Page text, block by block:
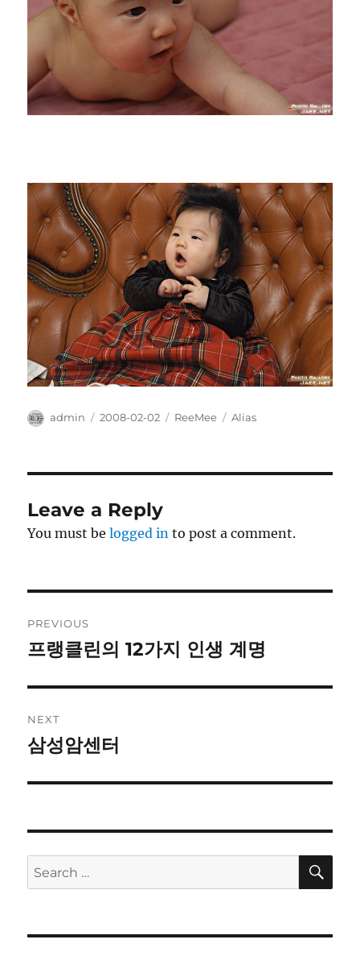
Author
admin
Posted
2008-02-02 Categories
ReeMee Tags
Alias
Leave a Reply
You must belogged in to post a comment.
navigation
PREVIOUS
Previous
프랭클린의 12가지 인생 계명
NEXT
Next
삼성암센터
Search
for: